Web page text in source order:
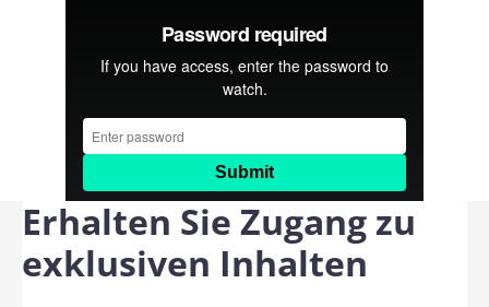
Erhalten Sie Zugang zu
exklusiven Inhalten